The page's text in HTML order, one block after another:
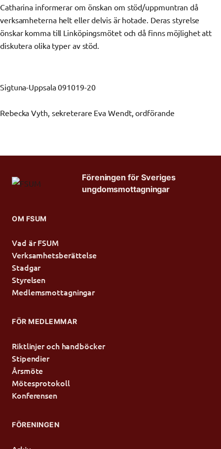
Catharina informerar om önskan om stöd/uppmuntran då
verksamheterna helt eller delvis är hotade. Deras styrelse
önskar komma till Linköpingsmötet och då finns möjlighet att
diskutera olika typer av stöd.
Sigtuna-Uppsala 091019-20
Rebecka Vyth, sekreterare Eva Wendt, ordförande
Föreningen för Sveriges
ungdomsmottagningar
OM FSUM
Vad är FSUM
Verksamhetsberättelse
Stadgar
Styrelsen
Medlemsmottagningar
FÖR MEDLEMMAR
Riktlinjer och handböcker
Stipendier
Årsmöte
Mötesprotokoll
Konferensen
FÖRENINGEN